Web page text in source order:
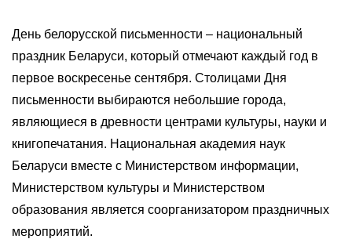
День белорусской письменности – национальный
праздник Беларуси, который отмечают каждый год в
первое воскресенье сентября. Столицами Дня
письменности выбираются небольшие города,
являющиеся в древности центрами культуры, науки и
книгопечатания. Национальная академия наук
Беларуси вместе с Министерством информации,
Министерством культуры и Министерством
образования является соорганизатором праздничных
мероприятий.